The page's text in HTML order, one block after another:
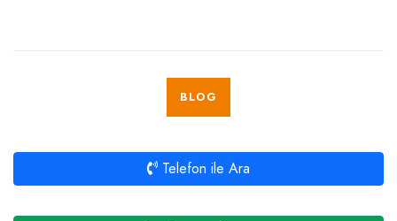
BLOG
Telefon ile Ara